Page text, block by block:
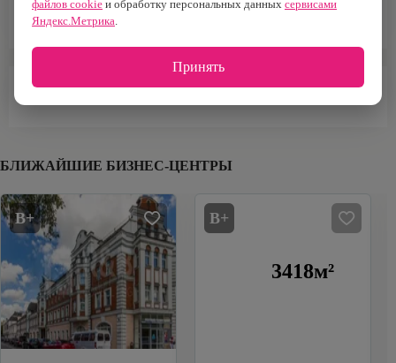
Наземная
4 193 м²
БЛИЖАЙШИЕ БИЗНЕС-ЦЕНТРЫ
B+ B+
3418м²
файлов cookie и обработку персональных данных сервисами
Яндекс.Метрика.
Принять